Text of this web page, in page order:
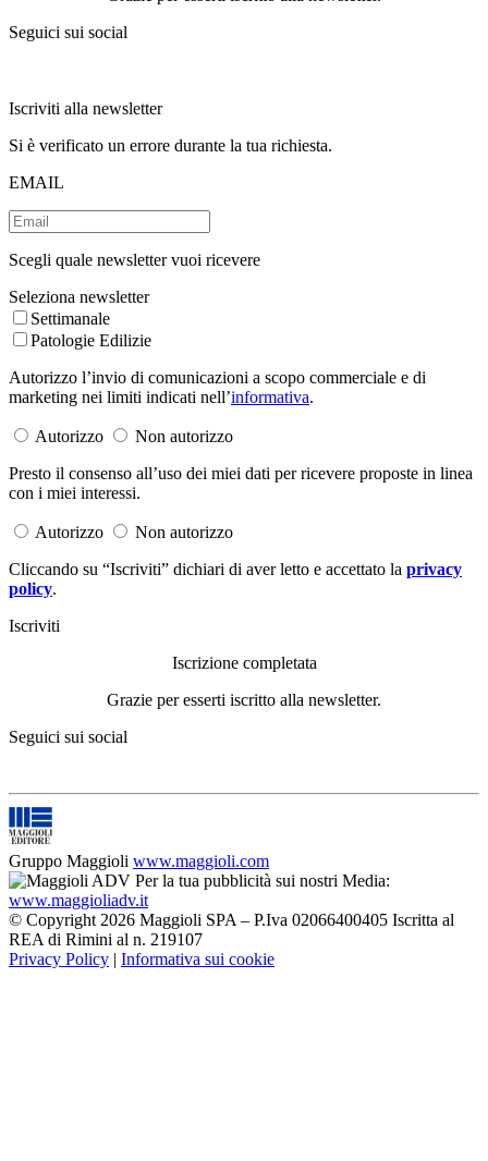
Seguici sui social
Iscriviti alla newsletter
Si è verificato un errore durante la tua richiesta.
EMAIL
Scegli quale newsletter vuoi ricevere
Seleziona newsletter
Settimanale
Patologie Edilizie
Autorizzo l’invio di comunicazioni a scopo commerciale e di
marketing nei limiti indicati nell’informativa.
Autorizzo
Non autorizzo
Presto il consenso all’uso dei miei dati per ricevere proposte in linea
con i miei interessi.
Autorizzo
Non autorizzo
Cliccando su “Iscriviti” dichiari di aver letto e accettato la privacy
policy.
Iscriviti
Iscrizione completata
Grazie per esserti iscritto alla newsletter.
Seguici sui social
Gruppo Maggioli www.maggioli.com
Per la tua pubblicità sui nostri Media:
www.maggioliadv.it
© Copyright 2026 Maggioli SPA – P.Iva 02066400405 Iscritta al
REA di Rimini al n. 219107
Privacy Policy | Informativa sui cookie